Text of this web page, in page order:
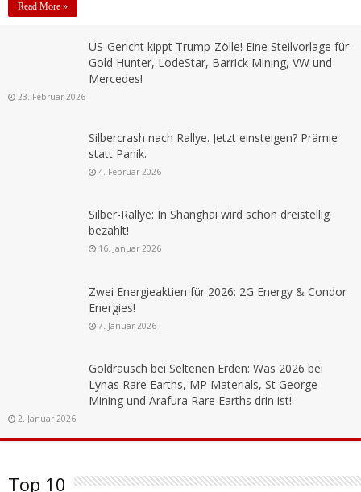
Read More »
US-Gericht kippt Trump-Zölle! Eine Steilvorlage für
Gold Hunter, LodeStar, Barrick Mining, VW und
Mercedes!
23. Februar 2026
Silbercrash nach Rallye. Jetzt einsteigen? Prämie
statt Panik.
4. Februar 2026
Silber-Rallye: In Shanghai wird schon dreistellig
bezahlt!
16. Januar 2026
Zwei Energieaktien für 2026: 2G Energy & Condor
Energies!
7. Januar 2026
Goldrausch bei Seltenen Erden: Was 2026 bei
Lynas Rare Earths, MP Materials, St George
Mining und Arafura Rare Earths drin ist!
2. Januar 2026
Top 10